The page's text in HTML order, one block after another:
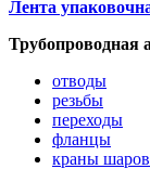
Лента
Трубопроводная
отводы
резьбы
переходы
фланцы
краны